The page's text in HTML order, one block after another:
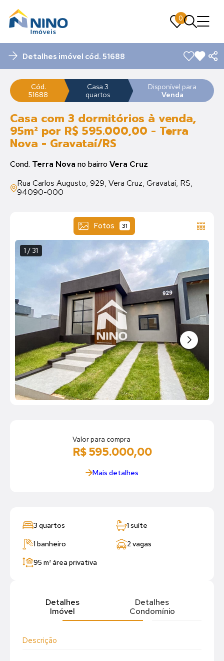
0
0
Detalhes imóvel cód. 51688
Cód.
51688
Casa 3
quartos
Disponível para
Venda
Casa com 3 dormitórios à venda,
95m² por R$ 595.000,00 - Terra
Nova - Gravataí/RS
Cond. Terra Nova no bairro Vera Cruz
Rua Carlos Augusto, 929, Vera Cruz, Gravataí, RS,
94090-000
Fotos 31
1 / 31
Valor para compra
R$ 595.000,00
Mais detalhes
3 quartos 1 suíte
1 banheiro 2 vagas
95 m²área privativa
Detalhes
Imóvel
Detalhes
Condomínio
Descrição